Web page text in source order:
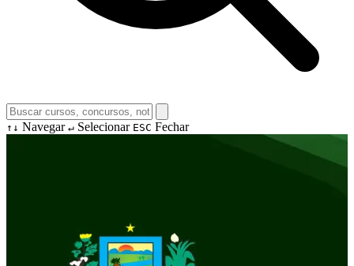
↑↓ Navegar ↵ Selecionar ESC Fechar